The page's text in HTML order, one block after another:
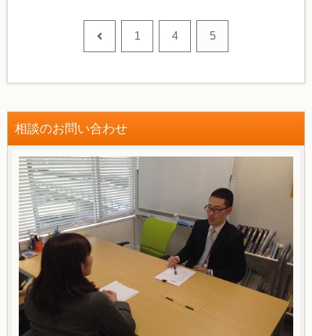
前 1 4 5
相談のお問い合わせ